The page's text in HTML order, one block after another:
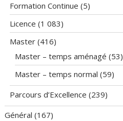
Formation Continue (5)
Licence (1 083)
Master (416)
Master – temps aménagé (53)
Master – temps normal (59)
Parcours d’Excellence (239)
Général (167)